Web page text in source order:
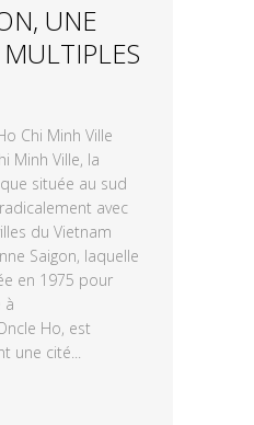
UNE
Chi Minh Ville
Minh Ville, la
située au sud
avec
du Vietnam
Saigon, laquelle
en 1975 pour
à
Ho, est
une cité...